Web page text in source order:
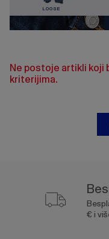
LOOSE
Ne postoje artikli koji
kriterijima.
€ i